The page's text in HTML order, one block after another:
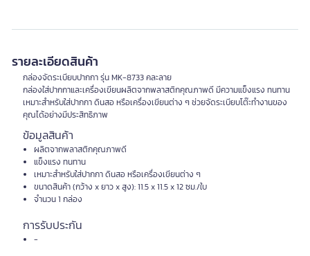
รายละเอียดสินค้า
กล่องจัดระเบียบปากกา รุ่น MK-8733 คละลาย
กล่องใส่ปากกาและเครื่องเขียนผลิตจากพลาสติกคุณภาพดี มีความแข็งแรง ทนทาน
เหมาะสำหรับใส่ปากกา ดินสอ หรือเครื่องเขียนต่าง ๆ ช่วยจัดระเบียบโต๊ะทำงานของ
คุณได้อย่างมีประสิทธิภาพ
ข้อมูลสินค้า
ผลิตจากพลาสติกคุณภาพดี
แข็งแรง ทนทาน
เหมาะสำหรับใส่ปากกา ดินสอ หรือเครื่องเขียนต่าง ๆ
ขนาดสินค้า (กว้าง x ยาว x สูง): 11.5 x 11.5 x 12 ซม./ใบ
จำนวน 1 กล่อง
การรับประกัน
-